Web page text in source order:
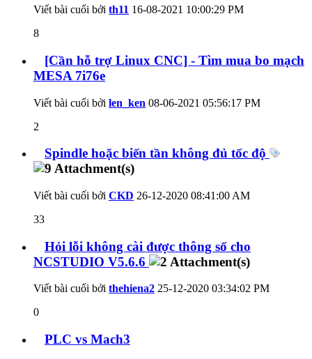
Viết bài cuối bởi th11 16-08-2021 10:00:29 PM
8
[Cần hỗ trợ Linux CNC] - Tìm mua bo mạch
MESA 7i76e
Viết bài cuối bởi len_ken 08-06-2021 05:56:17 PM
2
Spindle hoặc biến tần không đủ tốc độ
Viết bài cuối bởi CKD 26-12-2020 08:41:00 AM
33
Hỏi lỗi không cài được thông số cho
NCSTUDIO V5.6.6
Viết bài cuối bởi thehiena2 25-12-2020 03:34:02 PM
0
PLC vs Mach3